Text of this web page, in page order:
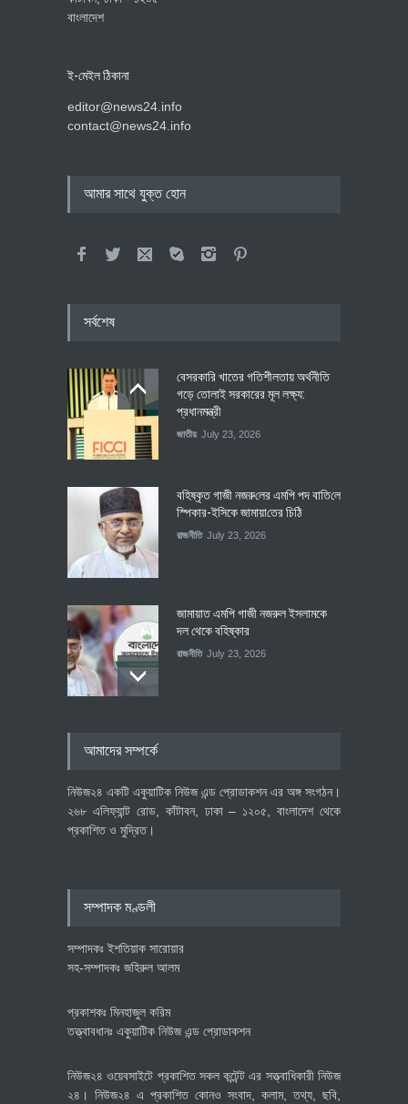
বাংলাদেশ
ই-মেইল ঠিকানা
editor@news24.info
contact@news24.info
আমার সাথে যুক্ত হোন
সর্বশেষ
বেসরকারি খাতের গতিশীলতায় অর্থনীতি
গড়ে তোলাই সরকারের মূল লক্ষ্য:
প্রধানমন্ত্রী
জাতীয় July 23, 2026
বহিষ্কৃত গাজী নজরু‌লের এম‌পি পদ বা‌তি‌লে
স্পিকার-ইসিকে জামায়া‌তের চি‌ঠি
রাজনীতি July 23, 2026
জামায়াত এমপি গাজী নজরুল ইসলামকে
দল থেকে বহিষ্কার
রাজনীতি July 23, 2026
আমাদের সম্পর্কে
নিউজ২৪ একটি একুয়াটিক নিউজ এন্ড প্রোডাকশন এর অঙ্গ সংগঠন।
২৬৮ এলিফ্যান্ট রোড, কাঁটাবন, ঢাকা – ১২০৫, বাংলাদেশ থেকে
প্রকাশিত ও মুদ্রিত।
সম্পাদক মণ্ডলী
সম্পাদকঃ ইশতিয়াক সারোয়ার
সহ-সম্পাদকঃ জহিরুল আলম
প্রকাশকঃ মিনহাজুল করিম
তত্ত্বাবধানঃ একুয়াটিক নিউজ এন্ড প্রোডাকশন
নিউজ২৪ ওয়েবসাইটে প্রকাশিত সকল কন্টেন্ট এর সত্ত্বাধিকারী নিউজ
২৪। নিউজ২৪ এ প্রকাশিত কোনও সংবাদ, কলাম, তথ্য, ছবি,